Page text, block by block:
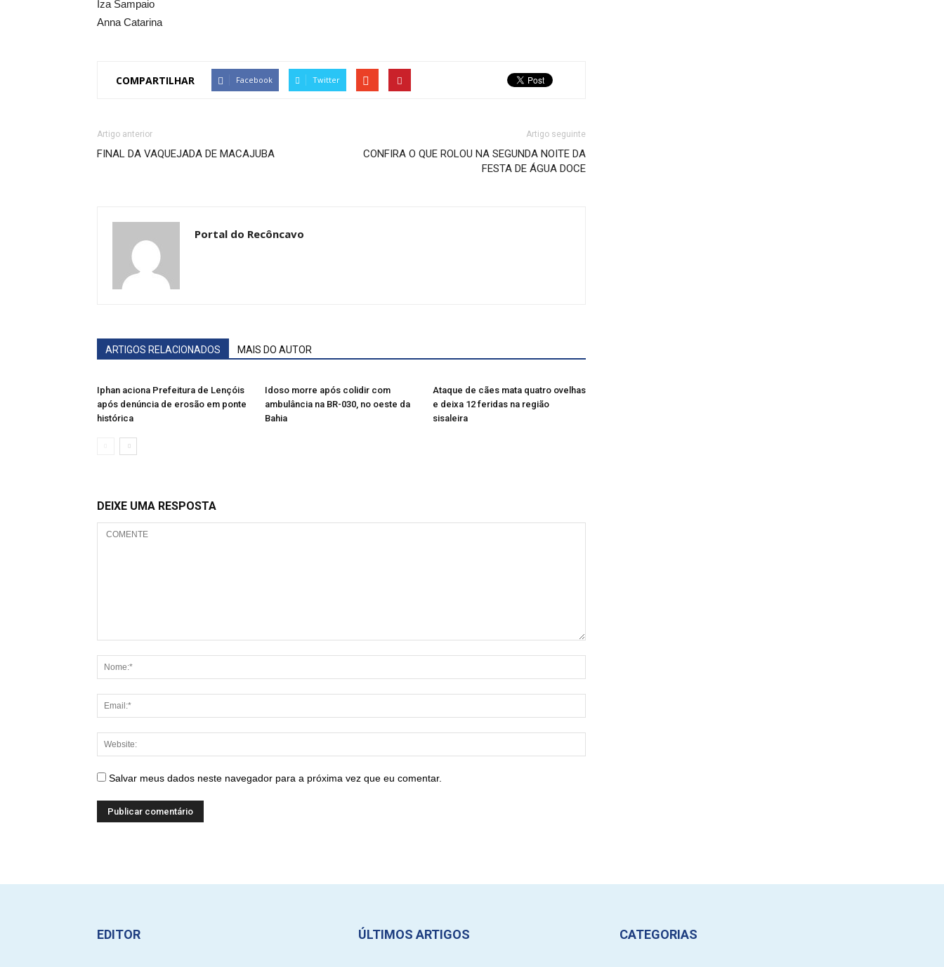
Iza Sampaio
Anna Catarina
COMPARTILHAR Facebook Twitter
Artigo anterior
FINAL DA VAQUEJADA DE MACAJUBA
Artigo seguinte
CONFIRA O QUE ROLOU NA SEGUNDA NOITE DA
FESTA DE ÁGUA DOCE
Portal do Recôncavo
ARTIGOS RELACIONADOS MAIS DO AUTOR
Iphan aciona Prefeitura de Lençóis
após denúncia de erosão em ponte
histórica
Idoso morre após colidir com
ambulância na BR-030, no oeste da
Bahia
Ataque de cães mata quatro ovelhas
e deixa 12 feridas na região
sisaleira
DEIXE UMA RESPOSTA
Salvar meus dados neste navegador para a próxima vez que eu comentar.
EDITOR ÚLTIMOS ARTIGOS CATEGORIAS